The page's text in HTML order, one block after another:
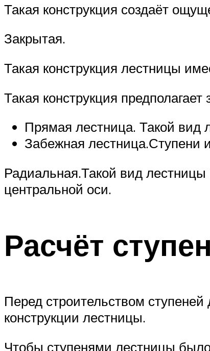
Такая конструкция создаёт
Закрытая.
Такая конструкция лестницы
Такая конструкция
Прямая лестница. Такой вид
Забежная лестница.Ступени
Радиальная.Такой вид
центральной оси.
Расчёт
Перед строительством
конструкции лестницы.
Чтобы ступенями лестницы